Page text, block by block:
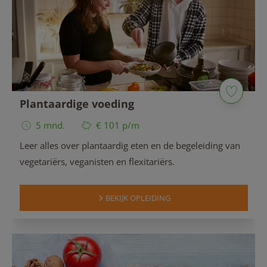
Plantaardige voeding
5 mnd.
€ 101 p/m
Leer alles over plantaardig eten en de begeleiding van
vegetariërs, veganisten en flexitariërs.
BEKIJK OPLEIDING